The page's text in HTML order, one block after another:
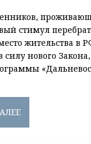
стимул
жительства в
силу нового